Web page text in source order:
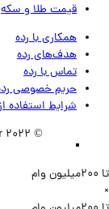
قیمت طلا و سکه
همکاری با رده
هدف‌های رده
تماس‌ با‌ رده
حریم خصوصی رده
شرایط استفاده از رده